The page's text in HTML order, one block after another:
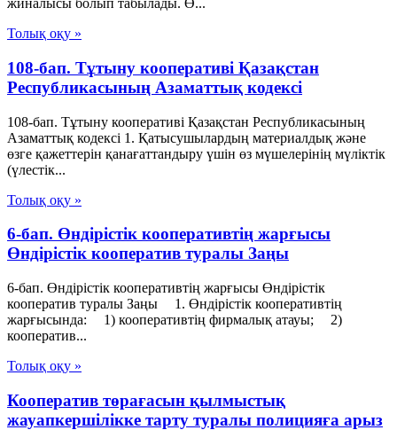
жиналысы болып табылады. Ө...
Толық оқу »
108-бап. Тұтыну кооперативi Қазақстан
Республикасының Азаматтық кодексi
108-бап. Тұтыну кооперативi Қазақстан Республикасының
Азаматтық кодексi 1. Қатысушылардың материалдық және
өзге қажеттерiн қанағаттандыру үшiн өз мүшелерiнiң мүлiктiк
(үлестiк...
Толық оқу »
6-бап. Өндiрiстiк кооперативтiң жарғысы
Өндiрiстiк кооператив туралы Заңы
6-бап. Өндiрiстiк кооперативтiң жарғысы Өндiрiстiк
кооператив туралы Заңы 1. Өндiрiстiк кооперативтiң
жарғысында: 1) кооперативтiң фирмалық атауы; 2)
кооператив...
Толық оқу »
Кооператив төрағасын қылмыстық
жауапкершілікке тарту туралы полицияға арыз